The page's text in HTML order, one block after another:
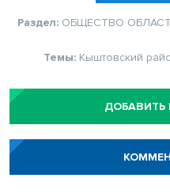
Раздел: ОБЩЕСТВО
Темы: Кыштовский
ДОБАВИТЬ